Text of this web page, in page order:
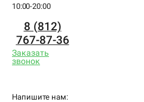
10:00-20:00
8 (812)
767-87-36
Заказать
звонок
Напишите нам: